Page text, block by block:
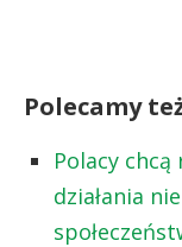
Polecamy
Polacy
działania